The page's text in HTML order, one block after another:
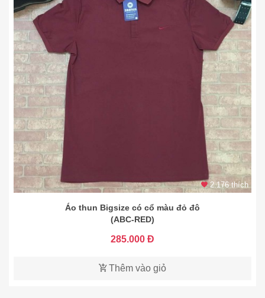
2.176 thích
Áo thun Bigsize có cổ màu đỏ đô
(ABC-RED)
285.000 Đ
Thêm vào giỏ